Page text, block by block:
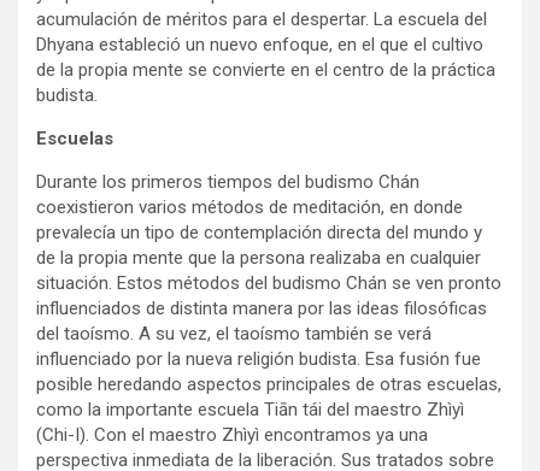
acumulación de méritos para el despertar. La escuela del
Dhyana estableció un nuevo enfoque, en el que el cultivo
de la propia mente se convierte en el centro de la práctica
budista.
Escuelas
Durante los primeros tiempos del budismo Chán
coexistieron varios métodos de meditación, en donde
prevalecía un tipo de contemplación directa del mundo y
de la propia mente que la persona realizaba en cualquier
situación. Estos métodos del budismo Chán se ven pronto
influenciados de distinta manera por las ideas filosóficas
del taoísmo. A su vez, el taoísmo también se verá
influenciado por la nueva religión budista. Esa fusión fue
posible heredando aspectos principales de otras escuelas,
como la importante escuela Tiān tái del maestro Zhìyì
(Chi-I). Con el maestro Zhìyì encontramos ya una
perspectiva inmediata de la liberación. Sus tratados sobre